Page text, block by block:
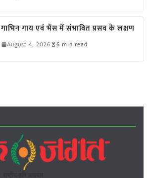
गाभिन गाय एवं भैंस में संभावित प्रसव के लक्षण
August 4, 2026 6 min read